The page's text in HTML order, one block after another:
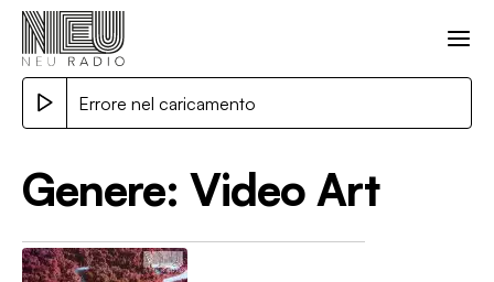
Errore nel caricamento
Genere: Video Art